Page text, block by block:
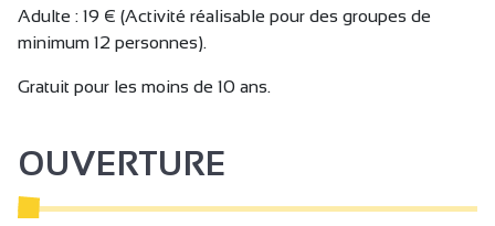
la dégustation (45 minutes).
→ Compter environ 2h sur place.
20 personnes.
→ Possibilité de dispenser la visite et la dégustation en
Français, en Anglais, en Allemand, en Italien ou en
Espagnol selon disponibilité d’un expert-vin.
Adulte : 19 € (Activité réalisable pour des groupes de
minimum 12 personnes).
Gratuit pour les moins de 10 ans.
OUVERTURE